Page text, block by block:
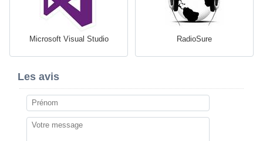
Microsoft Visual Studio RadioSure
Les avis